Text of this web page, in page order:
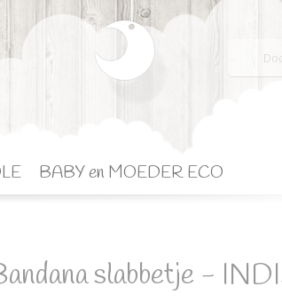
BABY en MOEDER ECO
slabbetje -